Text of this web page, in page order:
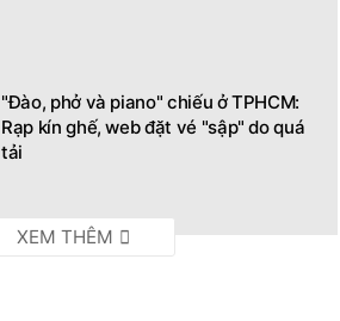
"Đào, phở và piano" chiếu ở TPHCM:
Rạp kín ghế, web đặt vé "sập" do quá
tải